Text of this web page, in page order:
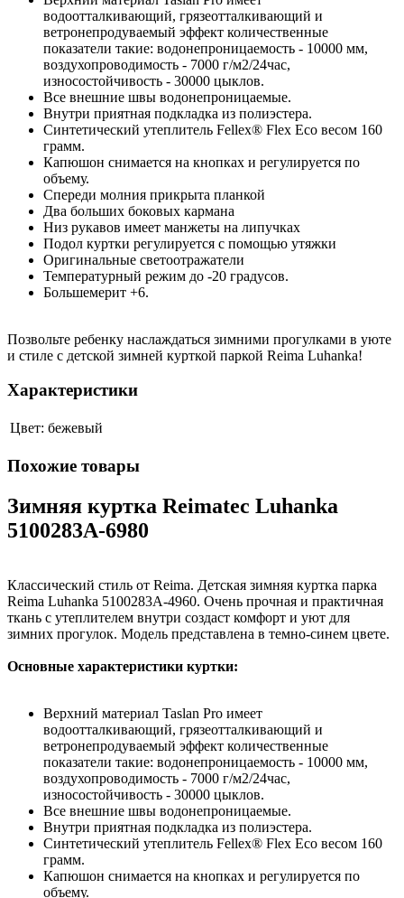
водоотталкивающий, грязеотталкивающий и
ветронепродуваемый эффект количественные
показатели такие: водонепроницаемость - 10000 мм,
воздухопроводимость - 7000 г/м2/24час,
износостойчивость - 30000 цыклов.
Все внешние швы водонепроницаемые.
Внутри приятная подкладка из полиэстера.
Синтетический утеплитель Fellex® Flex Eco весом 160
грамм.
Капюшон снимается на кнопках и регулируется по
объему.
Спереди молния прикрыта планкой
Два больших боковых кармана
Низ рукавов имеет манжеты на липучках
Подол куртки регулируется с помощью утяжки
Оригинальные светоотражатели
Температурный режим до -20 градусов.
Большемерит +6.
Позвольте ребенку наслаждаться зимними прогулками в уюте
и стиле с детской зимней курткой паркой Reima Luhanka!
Характеристики
Цвет: бежевый
Похожие товары
Зимняя куртка Reimatec Luhanka
5100283A-6980
Классический стиль от Reima. Детская зимняя куртка парка
Reima Luhanka 5100283A-4960. Очень прочная и практичная
ткань с утеплителем внутри создаст комфорт и уют для
зимних прогулок. Модель представлена в темно-синем цвете.
Основные характеристики куртки:
Верхний материал Taslan Pro имеет
водоотталкивающий, грязеотталкивающий и
ветронепродуваемый эффект количественные
показатели такие: водонепроницаемость - 10000 мм,
воздухопроводимость - 7000 г/м2/24час,
износостойчивость - 30000 цыклов.
Все внешние швы водонепроницаемые.
Внутри приятная подкладка из полиэстера.
Синтетический утеплитель Fellex® Flex Eco весом 160
грамм.
Капюшон снимается на кнопках и регулируется по
объему.